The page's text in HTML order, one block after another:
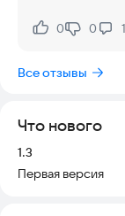
Нравится:
0Не 0 1
Все отзывы
Что нового
Версия:
1.3
Первая версия